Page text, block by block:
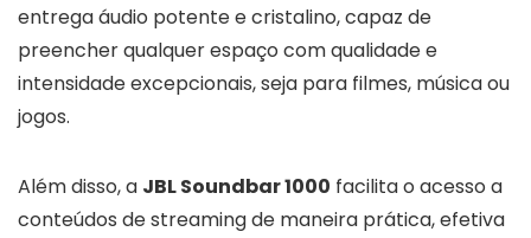
entrega áudio potente e cristalino, capaz de
preencher qualquer espaço com qualidade e
intensidade excepcionais, seja para filmes, música ou
jogos.
Além disso, a JBL Soundbar 1000 facilita o acesso a
conteúdos de streaming de maneira prática, efetiva